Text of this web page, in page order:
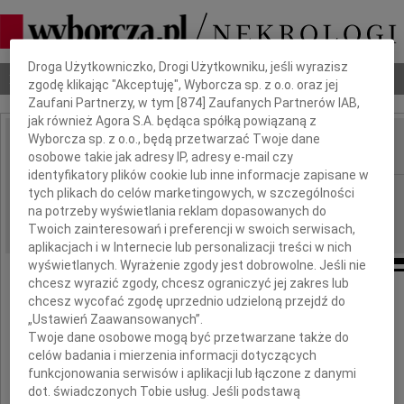
Nekrologi Odeszli Poradnik pogrzebowy
IMIĘ I NAZWISKO:
REGION: Bydgoszcz
DATA EMISJI: 18.06.2009
Dnia 15 czerwca 2009 roku odszedł od nas
długoletni pracownik a przede wszystkim
nasz dobry Kolega
Marek Figiel
Dbamy o Twoją prywatność
Droga Użytkowniczko, Drogi Użytkowniku, jeśli wyrazisz
zgodę klikając "Akceptuję", Wyborcza sp. z o.o. oraz jej
Zaufani Partnerzy, w tym [874 ] Zaufanych Partnerów IAB,
jak również Agora S.A. będąca spółką powiązaną z
Wyborcza sp. z o.o., będą przetwarzać Twoje dane
osobowe takie jak adresy IP, adresy e-mail czy
identyfikatory plików cookie lub inne informacje zapisane w
tych plikach do celów marketingowych, w szczególności
na potrzeby wyświetlania reklam dopasowanych do
Twoich zainteresowań i preferencji w swoich serwisach,
aplikacjach i w Internecie lub personalizacji treści w nich
wyświetlanych. Wyrażenie zgody jest dobrowolne. Jeśli nie
chcesz wyrazić zgody, chcesz ograniczyć jej zakres lub
chcesz wycofać zgodę uprzednio udzieloną przejdź do
„Ustawień Zaawansowanych”.
Twoje dane osobowe mogą być przetwarzane także do
celów badania i mierzenia informacji dotyczących
funkcjonowania serwisów i aplikacji lub łączone z danymi
dot. świadczonych Tobie usług. Jeśli podstawą